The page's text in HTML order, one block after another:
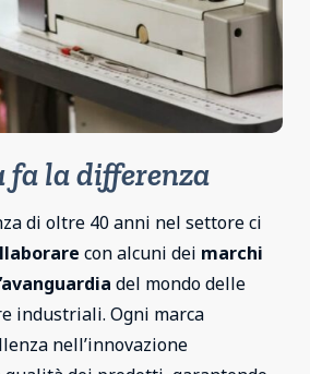
fa la differenza
di oltre 40 anni nel settore ci
con alcuni dei marchi
del mondo delle
industriali. Ogni marca
nell’innovazione